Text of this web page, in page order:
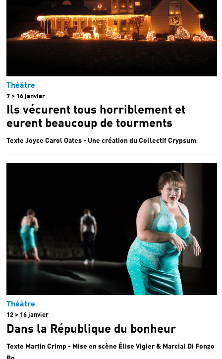
Théâtre
7 > 16 janvier
Ils vécurent tous horriblement et
eurent beaucoup de tourments
Texte Joyce Carol Oates - Une création du Collectif Crypsum
Théâtre
12 > 16 janvier
Dans la République du bonheur
Texte Martin Crimp - Mise en scène Élise Vigier & Marcial Di Fonzo